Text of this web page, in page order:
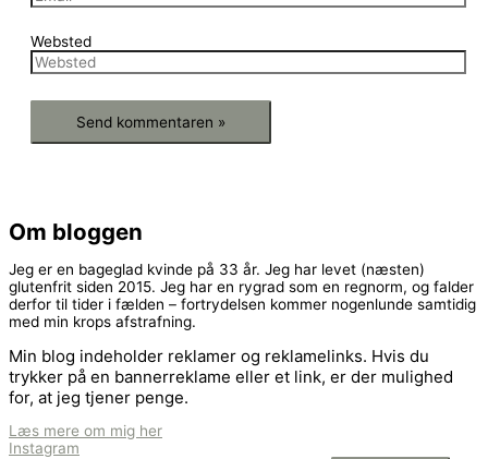
Websted
Om bloggen
Jeg er en bageglad kvinde på 33 år. Jeg har levet (næsten)
glutenfrit siden 2015. Jeg har en rygrad som en regnorm, og falder
derfor til tider i fælden – fortrydelsen kommer nogenlunde samtidig
med min krops afstrafning.
Min blog indeholder reklamer og reklamelinks. Hvis du
trykker på en bannerreklame eller et link, er der mulighed
for, at jeg tjener penge.
Læs mere om mig her
Instagram